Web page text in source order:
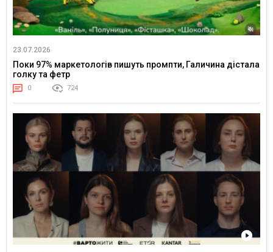
23.07.2026
Поки 97% маркетологів пишуть промпти, Галичина дістала
голку та фетр
0 724